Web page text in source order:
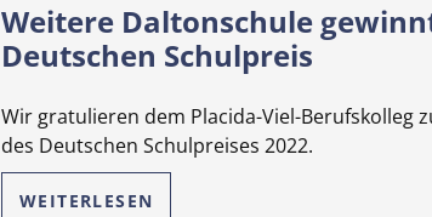
Weitere Daltonschule
Deutschen Schulpreis
Wir gratulieren dem Placida-Viel-Berufskolleg
des Deutschen Schulpreises 2022.
WEITERLESEN